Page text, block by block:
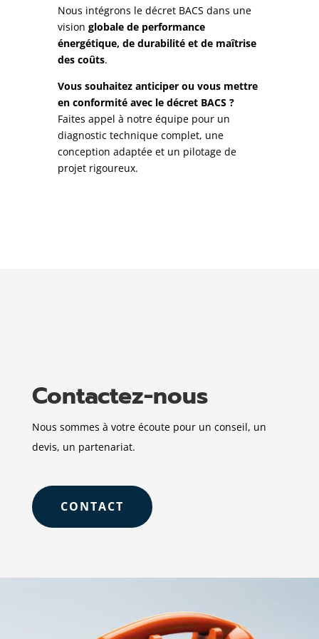
Nous intégrons le décret BACS dans une
vision globale de performance
énergétique, de durabilité et de maîtrise
des coûts.
Vous souhaitez anticiper ou vous mettre
en conformité avec le décret BACS ?
Faites appel à notre équipe pour un
diagnostic technique complet, une
conception adaptée et un pilotage de
projet rigoureux.
Contactez-nous
Nous sommes à votre écoute pour un conseil, un
devis, un partenariat.
CONTACT